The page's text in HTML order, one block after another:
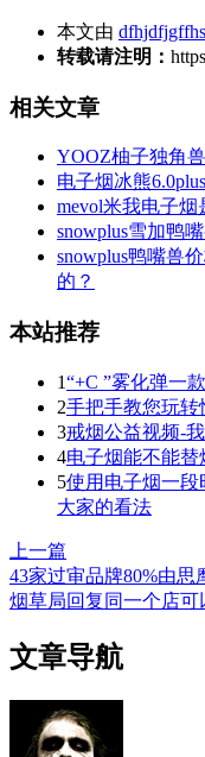
本文由
转载请注明：
相关文章
YOOZ柚子独角
电子烟冰熊
mevol米我电子烟
snowplus雪加鸭
snowplus鸭嘴兽
的？
本站推荐
1“+C ”雾化弹一
2手把手教您玩转
3戒烟公益视频-
4电子烟能不能替
5使用电子烟一
大家的看法
上一篇
43家过审品牌80%由思
烟草局回复同一个店可
文章导航